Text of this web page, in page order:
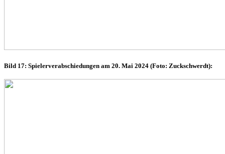
Bild 17: Spielerverabschiedungen am 20. Mai 2024 (Foto: Zuckschwerdt):